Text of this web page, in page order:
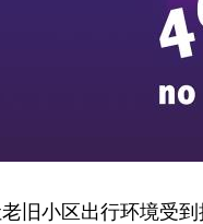
旧小区出行环境受